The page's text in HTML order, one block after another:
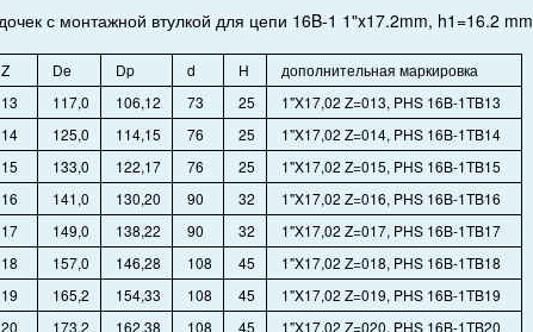
с монтажной втулкой для цепи 16B-1 1"x17.2mm, h1=16.2 mm
Z De Dp d H
дополнительная маркировка
13 117,0 106,12 73 25
1"X17,02 Z=013, PHS 16B-1TB13
14 125,0 114,15 76 25
1"X17,02 Z=014, PHS 16B-1TB14
15 133,0 122,17 76 25
1"X17,02 Z=015, PHS 16B-1TB15
16 141,0 130,20 90 32
1"X17,02 Z=016, PHS 16B-1TB16
17 149,0 138,22 90 32
1"X17,02 Z=017, PHS 16B-1TB17
18 157,0 146,28 108 45
1"X17,02 Z=018, PHS 16B-1TB18
19 165,2 154,33 108 45
1"X17,02 Z=019, PHS 16B-1TB19
20 173,2 162,38 108 45
1"X17,02 Z=020, PHS 16B-1TB20